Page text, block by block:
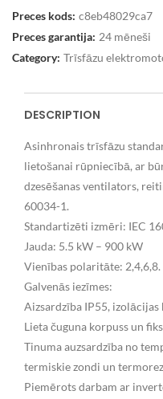
Preces kods: c8eb48029ca7
Preces garantija: 24 mēneši
Category: Trīsfāzu
DESCRIPTION
Asinhronais trīsfāzu
lietošanai rūpniecībā, ar
dzesēšanas ventilators,
60034-1.
Standartizēti izmēri: IEC
Jauda: 5.5 kW – 900 kW
Vienības polaritāte: 2,4,6,8.
Galvenās iezīmes:
Aizsardzība IP55, izolācijas
Lieta čuguna korpuss un
Tinuma auzsardzība no
termiskie zondi un
Piemērots darbam ar